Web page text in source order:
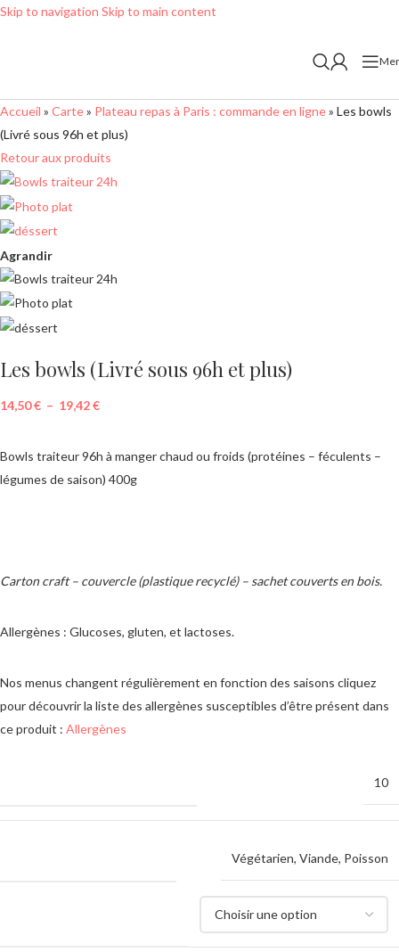
Skip to navigation Skip to main content
Accueil » Carte» Plateau repas à Paris : commande en ligne» Les bowls
(Livré sous 96h et plus)
Retour aux produits
Agrandir
Les bowls (Livré sous 96h et plus)
14,50€ – 19,42€
Bowls traiteur 96h à manger chaud ou froids (protéines – féculents –
légumes de saison) 400g
Carton craft – couvercle (plastique recyclé) – sachet couverts en bois.
Allergènes : Glucoses, gluten, et lactoses.
Nos menus changent régulièrement en fonction des saisons cliquez
pour découvrir la liste des allergènes susceptibles d’être présent dans
ce produit : Allergènes
10
Végétarien, Viande, Poisson